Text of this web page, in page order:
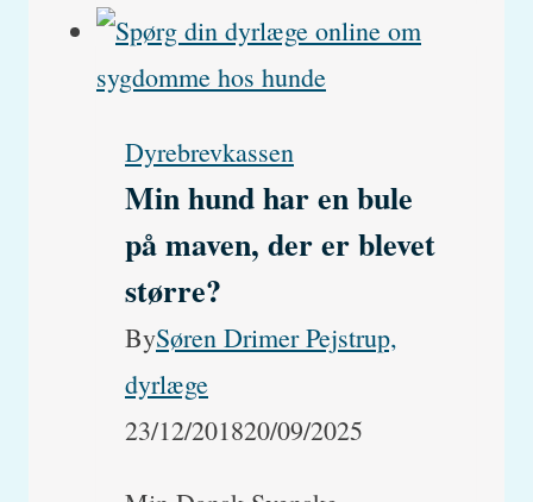
og
sitrer
hund
så
meget?
Dyrebrevkassen
Min hund har en bule
på maven, der er blevet
større?
BySøren Drimer Pejstrup,
dyrlæge
23/12/201820/09/2025